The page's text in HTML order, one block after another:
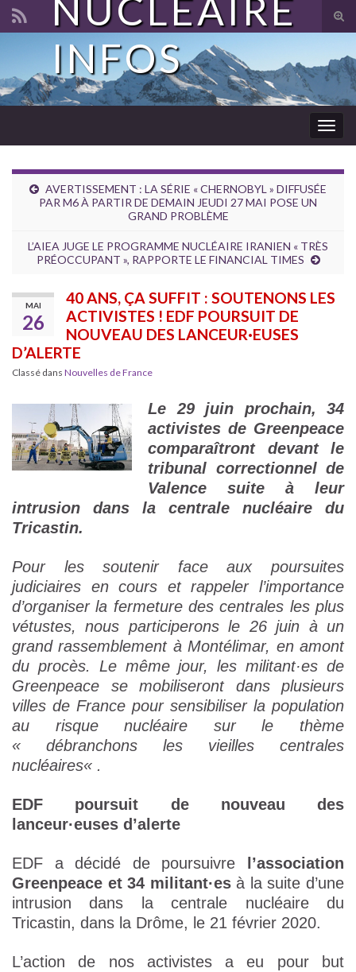
Search for:
NUCLÉAIRE
INFOS
AVERTISSEMENT : LA SÉRIE « CHERNOBYL » DIFFUSÉE
PAR M6 À PARTIR DE DEMAIN JEUDI 27 MAI POSE UN
GRAND PROBLÈME
L’AIEA JUGE LE PROGRAMME NUCLÉAIRE IRANIEN « TRÈS
PRÉOCCUPANT », RAPPORTE LE FINANCIAL TIMES
MAI
26
40 ANS, ÇA SUFFIT : SOUTENONS LES
ACTIVISTES ! EDF POURSUIT DE
NOUVEAU DES LANCEUR·EUSES
D’ALERTE
Classé dans Nouvelles de France
Le 29 juin prochain, 34
activistes de Greenpeace
comparaîtront devant le
tribunal correctionnel de
Valence suite à leur
intrusion dans la centrale nucléaire du
Tricastin.
Pour les soutenir face aux poursuites
judiciaires en cours et rappeler l’importance
d’organiser la fermeture des centrales les plus
vétustes, nous participerons le 26 juin à un
grand rassemblement à Montélimar, en amont
du procès. Le même jour, les militant·es de
Greenpeace se mobiliseront dans plusieurs
villes de France pour sensibiliser la population
au risque nucléaire sur le thème
« débranchons les vieilles centrales
nucléaires« .
EDF poursuit de nouveau des
lanceur·euses d’alerte
EDF a décidé de poursuivre
l’association
Greenpeace et 34 militant·esà la suite d’une
intrusion dans la centrale nucléaire du
Tricastin, dans la Drôme, le 21 février 2020.
L’action de nos activistes a eu pour but